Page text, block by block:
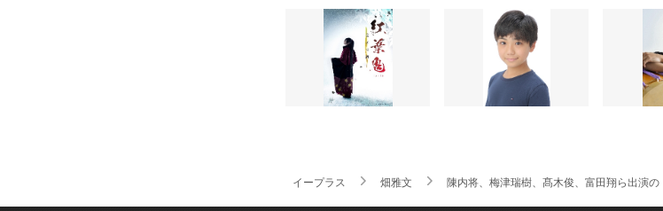
イープラス 畑雅文 陳内将、梅津瑞樹、髙木俊、富田翔ら出演